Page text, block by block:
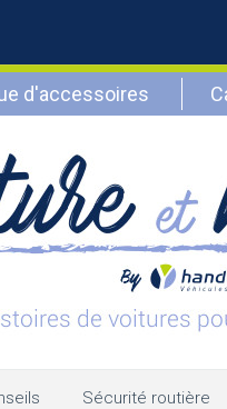
d'accessoires
Sécurité routière